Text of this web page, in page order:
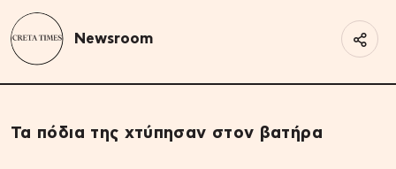
Newsroom
Τα πόδια της χτύπησαν στον βατήρα